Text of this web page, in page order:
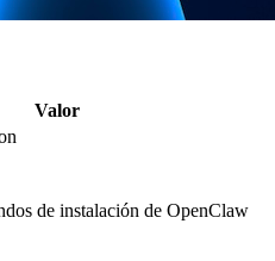
Valor
de instalación de OpenClaw